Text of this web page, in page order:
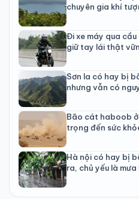
chuyên gia khí
Đi xe máy qua
giữ tay lái thật
Sơn la có hay bị
nhưng vẫn có
Bão cát haboob
trọng đến sức
Hà nội có hay bị
ra, chủ yếu là mưa